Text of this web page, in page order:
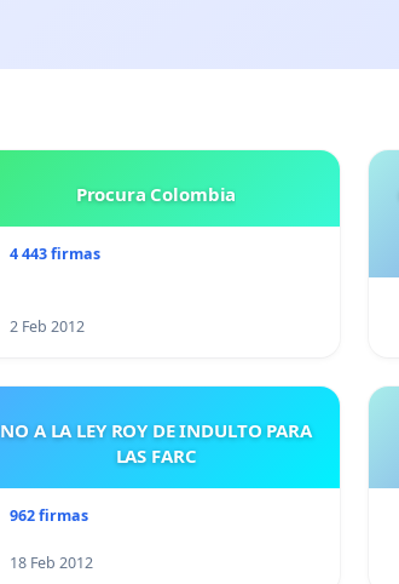
Procura Colombia
4 443 firmas
2 Feb 2012
NO A LA LEY ROY DE INDULTO PARA
LAS FARC
962 firmas
18 Feb 2012